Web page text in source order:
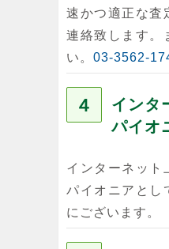
速かつ適正な査
連絡致します。
い。 03-3562-
４
インタ
パイオ
インターネット
パイオニアとし
にございます。